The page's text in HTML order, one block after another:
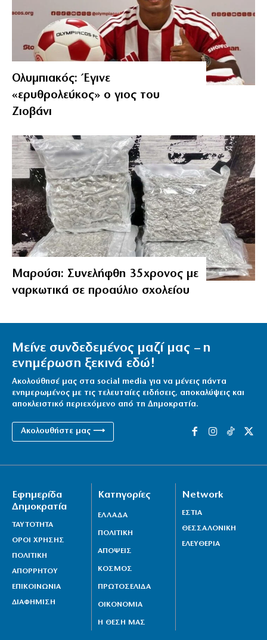
Ολυμπιακός: Έγινε
«ερυθρολεύκος» ο γιος του
Ζιοβάνι
Μαρούσι: Συνελήφθη 35χρονος με
ναρκωτικά σε προαύλιο σχολείου
Μείνε συνδεδεμένος μαζί μας – η
ενημέρωση ξεκινά εδώ!
Ακολούθησέ μας στα social media για να μένεις πάντα
ενημερωμένος με τις τελευταίες ειδήσεις, αποκαλύψεις και
αποκλειστικό περιεχόμενο από τη Δημοκρατία.
Ακολουθήστε μας ⟶
Εφημερίδα
Δημοκρατία
ΤΑΥΤΟΤΗΤΑ
ΟΡΟΙ ΧΡΗΣΗΣ
ΠΟΛΙΤΙΚΗ
ΑΠΟΡΡΗΤΟΥ
ΕΠΙΚΟΙΝΩΝΙΑ
ΔΙΑΦΗΜΙΣΗ
Κατηγορίες
ΕΛΛΑΔΑ
ΠΟΛΙΤΙΚΗ
ΑΠΟΨΕΙΣ
ΚΟΣΜΟΣ
ΠΡΩΤΟΣΕΛΙΔΑ
ΟΙΚΟΝΟΜΙΑ
Η ΘΕΣΗ ΜΑΣ
Network
ΕΣΤΙΑ
ΘΕΣΣΑΛΟΝΙΚΗ
ΕΛΕΥΘΕΡΙΑ